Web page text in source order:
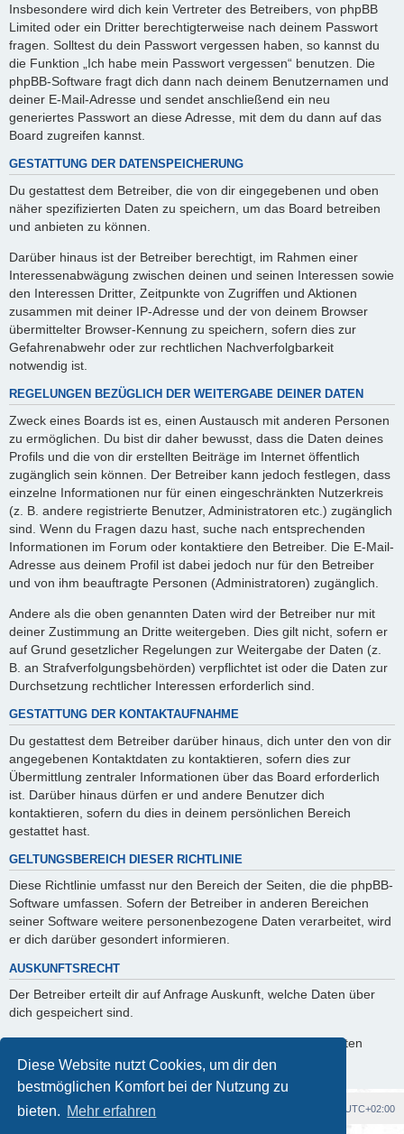
Diese Website nutzt Cookies, um dir den
bestmöglichen Komfort bei der Nutzung zu
bieten. Mehr erfahren
Insbesondere wird dich kein Vertreter des Betreibers, von phpBB
Limited oder ein Dritter berechtigterweise nach deinem Passwort
fragen. Solltest du dein Passwort vergessen haben, so kannst du
die Funktion „Ich habe mein Passwort vergessen“ benutzen. Die
phpBB-Software fragt dich dann nach deinem Benutzernamen und
deiner E-Mail-Adresse und sendet anschließend ein neu
generiertes Passwort an diese Adresse, mit dem du dann auf das
Board zugreifen kannst.
GESTATTUNG DER DATENSPEICHERUNG
Du gestattest dem Betreiber, die von dir eingegebenen und oben
näher spezifizierten Daten zu speichern, um das Board betreiben
und anbieten zu können.
Darüber hinaus ist der Betreiber berechtigt, im Rahmen einer
Interessenabwägung zwischen deinen und seinen Interessen sowie
den Interessen Dritter, Zeitpunkte von Zugriffen und Aktionen
zusammen mit deiner IP-Adresse und der von deinem Browser
übermittelter Browser-Kennung zu speichern, sofern dies zur
Gefahrenabwehr oder zur rechtlichen Nachverfolgbarkeit
notwendig ist.
REGELUNGEN BEZÜGLICH DER WEITERGABE DEINER DATEN
Zweck eines Boards ist es, einen Austausch mit anderen Personen
zu ermöglichen. Du bist dir daher bewusst, dass die Daten deines
Profils und die von dir erstellten Beiträge im Internet öffentlich
zugänglich sein können. Der Betreiber kann jedoch festlegen, dass
einzelne Informationen nur für einen eingeschränkten Nutzerkreis
(z. B. andere registrierte Benutzer, Administratoren etc.) zugänglich
sind. Wenn du Fragen dazu hast, suche nach entsprechenden
Informationen im Forum oder kontaktiere den Betreiber. Die E-Mail-
Adresse aus deinem Profil ist dabei jedoch nur für den Betreiber
und von ihm beauftragte Personen (Administratoren) zugänglich.
Andere als die oben genannten Daten wird der Betreiber nur mit
deiner Zustimmung an Dritte weitergeben. Dies gilt nicht, sofern er
auf Grund gesetzlicher Regelungen zur Weitergabe der Daten (z.
B. an Strafverfolgungsbehörden) verpflichtet ist oder die Daten zur
Durchsetzung rechtlicher Interessen erforderlich sind.
GESTATTUNG DER KONTAKTAUFNAHME
Du gestattest dem Betreiber darüber hinaus, dich unter den von dir
angegebenen Kontaktdaten zu kontaktieren, sofern dies zur
Übermittlung zentraler Informationen über das Board erforderlich
ist. Darüber hinaus dürfen er und andere Benutzer dich
kontaktieren, sofern du dies in deinem persönlichen Bereich
gestattet hast.
GELTUNGSBEREICH DIESER RICHTLINIE
Diese Richtlinie umfasst nur den Bereich der Seiten, die die phpBB-
Software umfassen. Sofern der Betreiber in anderen Bereichen
seiner Software weitere personenbezogene Daten verarbeitet, wird
er dich darüber gesondert informieren.
AUSKUNFTSRECHT
Der Betreiber erteilt dir auf Anfrage Auskunft, welche Daten über
dich gespeichert sind.
Du kannst jederzeit die Löschung bzw. Sperrung deiner Daten
verlangen. Kontaktiere hierzu bitte den Betreiber.
Foren-Übersicht UTC+02:00